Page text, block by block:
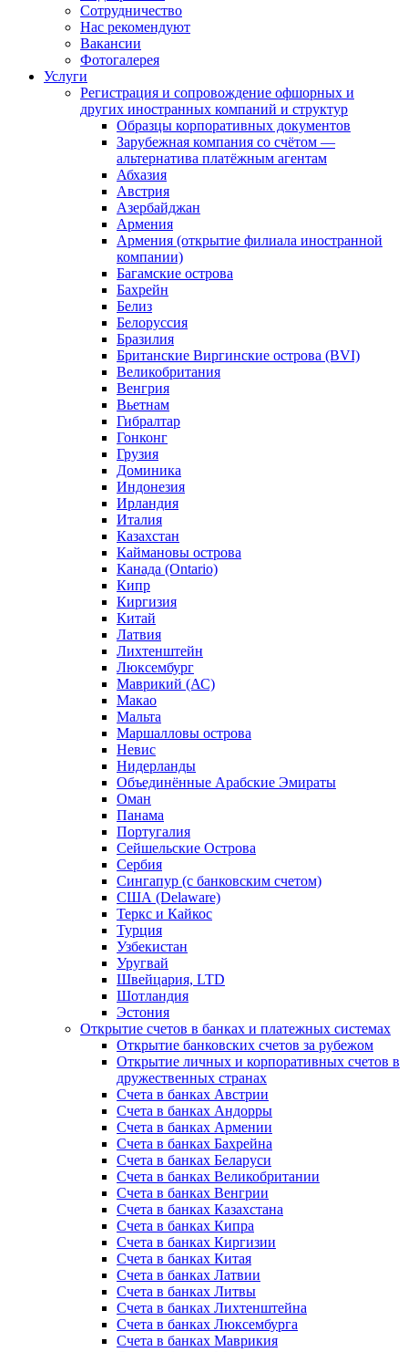
Сотрудничество
Нас рекомендуют
Вакансии
Фотогалерея
Услуги
Регистрация и сопровождение офшорных и
других иностранных компаний и структур
Образцы корпоративных документов
Зарубежная компания со счётом —
альтернатива платёжным агентам
Абхазия
Австрия
Азербайджан
Армения
Армения (открытие филиала иностранной
компании)
Багамские острова
Бахрейн
Белиз
Белоруссия
Бразилия
Британские Виргинские острова (BVI)
Великобритания
Венгрия
Вьетнам
Гибралтар
Гонконг
Грузия
Доминика
Индонезия
Ирландия
Италия
Казахстан
Каймановы острова
Канада (Ontario)
Кипр
Киргизия
Китай
Латвия
Лихтенштейн
Люксембург
Маврикий (АС)
Макао
Мальта
Маршалловы острова
Нeвис
Нидерланды
Объединённые Арабские Эмираты
Оман
Панама
Португалия
Сейшельские Острова
Сербия
Сингапур (c банковским счетом)
США (Delaware)
Теркс и Кайкос
Турция
Узбекистан
Уругвай
Швейцария, LTD
Шотландия
Эстония
Открытие счетов в банках и платежных системах
Открытие банковских счетов за рубежом
Открытие личных и корпоративных счетов в
дружественных странах
Счета в банках Австрии
Счета в банках Андорры
Счета в банках Армении
Счета в банках Бахрейна
Счета в банках Беларуси
Счета в банках Великобритании
Счета в банках Венгрии
Счета в банках Казахстана
Счета в банках Кипра
Счета в банках Киргизии
Счета в банках Китая
Счета в банках Латвии
Счета в банках Литвы
Счета в банках Лихтенштейна
Счета в банках Люксембурга
Счета в банках Маврикия